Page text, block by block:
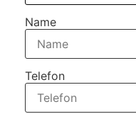
Name
Telefon